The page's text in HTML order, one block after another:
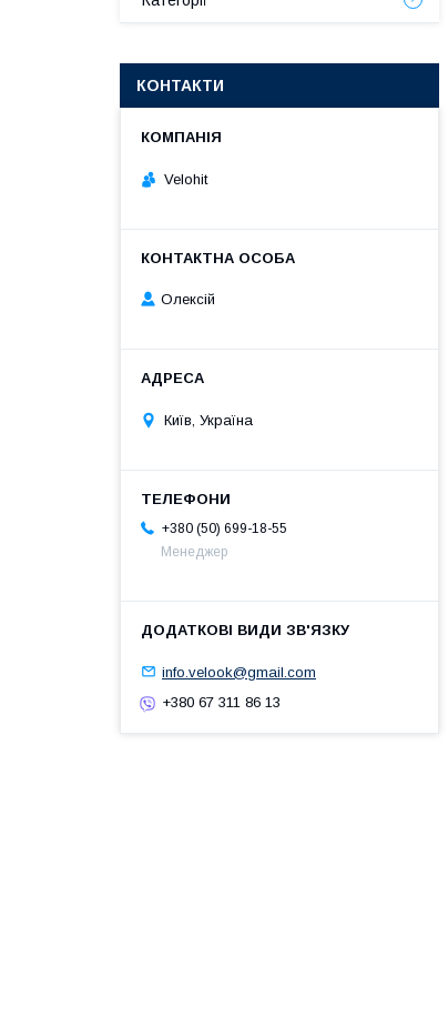
КОНТАКТИ
Velohit
Олексій
Київ, Україна
+380 (50) 699-18-55
Менеджер
info.velook@gmail.com
+380 67 311 86 13